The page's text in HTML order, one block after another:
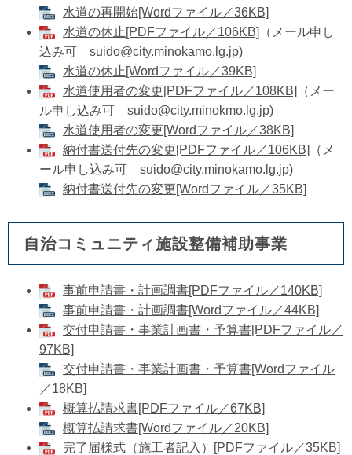
水道の再開始[Wordファイル／36KB]
水道の休止[PDFファイル／106KB]
（メール申し
込み可 suido@city.minokamo.lg.jp)
​水道の休止[Wordファイル／39KB]
水道使用者の変更[PDFファイル／108KB]
（メー
ル申し込み可 suido@city.minokmo.lg.jp)
水道使用者の変更[Wordファイル／38KB]
納付書送付先の変更[PDFファイル／106KB]
（メ
ール申し込み可 suido@city.minokamo.lg.jp)
納付書送付先の変更[Wordファイル／35KB]
自治コミュニティ施設整備補助事業
事前申請書・計画調書[PDFファイル／140KB]
事前申請書・計画調書[Wordファイル／44KB]
交付申請書・事業計画書・予算書[PDFファイル／
97KB]
​交付申請書・事業計画書・予算書[Wordファイル
／18KB]
概算払請求書[PDFファイル／67KB]
​概算払請求書[Wordファイル／20KB]
完了届様式（施工者記入）[PDFファイル／35KB]